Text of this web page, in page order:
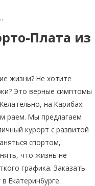
Плата из
жизни? Не хотите
Это верные симптомы
на Карибах:
раем. Мы предлагаем
курорт с развитой
спортом,
что жизнь не
графика. Заказать
Екатеринбурге.